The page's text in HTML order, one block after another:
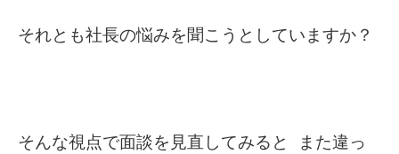
それとも社長の悩みを聞こうとしていますか？
そんな視点で面談を見直してみると また違っ